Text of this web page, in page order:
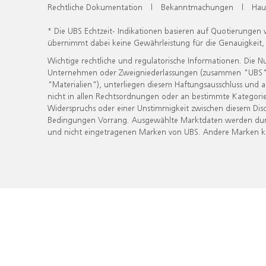
Rechtliche Dokumentation | Bekanntmachungen |
* Die UBS Echtzeit- Indikationen basieren auf
übernimmt dabei keine Gewährleistung für die
Wichtige rechtliche und regulatorische Informationen. Die
Unternehmen oder Zweigniederlassungen (zusammen
"Materialien"), unterliegen diesem Haftungsausschluss
nicht in allen Rechtsordnungen oder an bestimmte
Widerspruchs oder einer Unstimmigkeit zwischen diesem
Bedingungen Vorrang. Ausgewählte Marktdaten werden
und nicht eingetragenen Marken von UBS. Andere Marken